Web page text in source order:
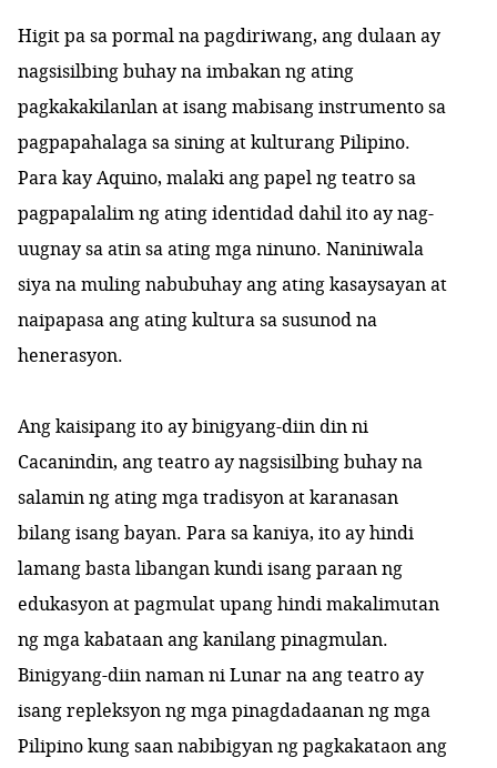
Higit pa sa pormal na pagdiriwang, ang dulaan ay
nagsisilbing buhay na imbakan ng ating
pagkakakilanlan at isang mabisang instrumento sa
pagpapahalaga sa sining at kulturang Pilipino.
Para kay Aquino, malaki ang papel ng teatro sa
pagpapalalim ng ating identidad dahil ito ay nag-
uugnay sa atin sa ating mga ninuno. Naniniwala
siya na muling nabubuhay ang ating kasaysayan at
naipapasa ang ating kultura sa susunod na
henerasyon.
Ang kaisipang ito ay binigyang-diin din ni
Cacanindin, ang teatro ay nagsisilbing buhay na
salamin ng ating mga tradisyon at karanasan
bilang isang bayan. Para sa kaniya, ito ay hindi
lamang basta libangan kundi isang paraan ng
edukasyon at pagmulat upang hindi makalimutan
ng mga kabataan ang kanilang pinagmulan.
Binigyang-diin naman ni Lunar na ang teatro ay
isang repleksyon ng mga pinagdadaanan ng mga
Pilipino kung saan nabibigyan ng pagkakataon ang